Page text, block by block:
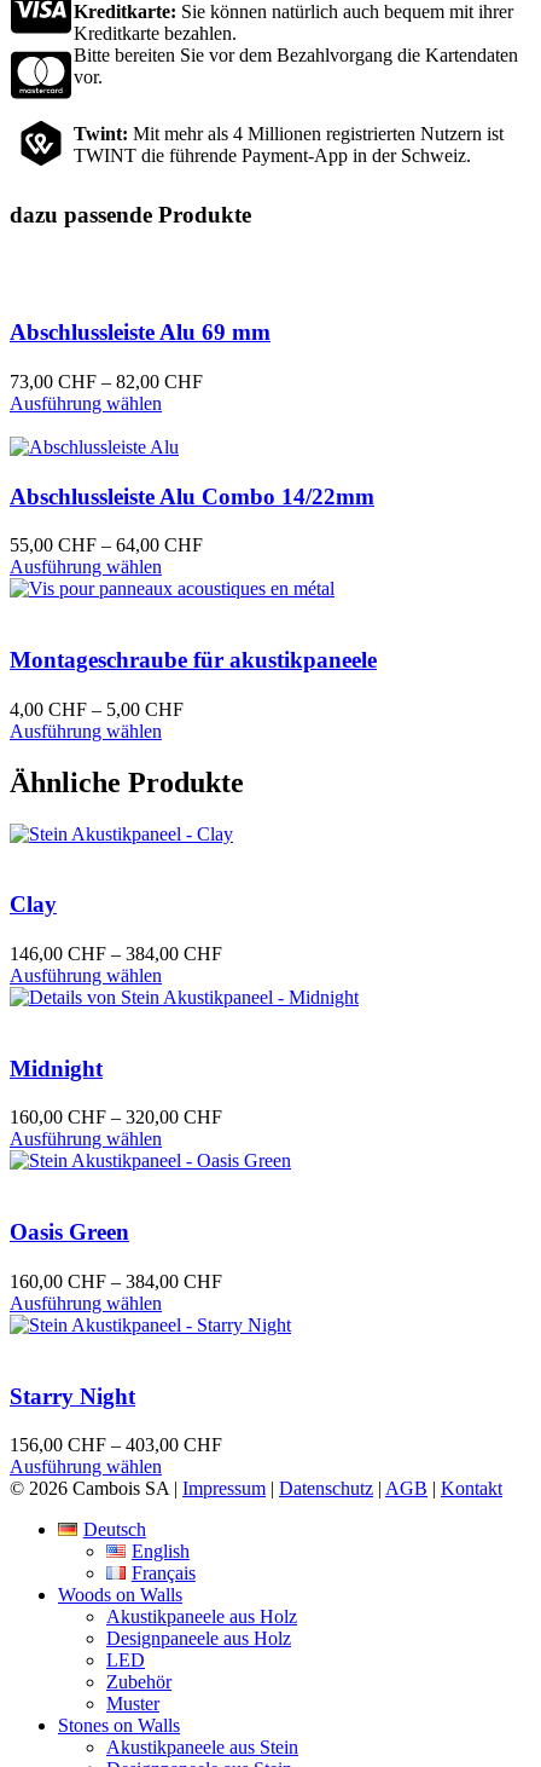
Kreditkarte: Sie können natürlich auch bequem mit ihrer
Kreditkarte bezahlen.
Bitte bereiten Sie vor dem Bezahlvorgang die Kartendaten
vor.
Twint: Mit mehr als 4 Millionen registrierten Nutzern ist
TWINT die führende Payment-App in der Schweiz.
dazu passende Produkte
Abschlussleiste Alu 69 mm
73,00 CHF – 82,00 CHFPreisspanne:
Ausführung wählen
weist
Varianten
auf.
Optionen
können
auf
gewählt
Abschlussleiste Alu Combo 14/22mm
55,00 CHF – 64,00 CHFPreisspanne:
bis
Ausführung wählen
Produkt
Varianten
auf.
Optionen
können
der
gewählt
werden
Montageschraube für akustikpaneele
4,00 CHF – 5,00 CHFPreisspanne:
5,00 CHF
Ausführung wählen
weist
mehrere
auf.
der
gewählt
werden
Ähnliche Produkte
Clay
146,00 CHF – 384,00 CHFPreisspanne:
bis
Ausführung wählen
Produkt
Optionen
können
auf
Midnight
160,00 CHF – 320,00 CHFPreisspanne:
bis
Ausführung wählen
Produkt
Optionen
können
auf
Oasis Green
160,00 CHF – 384,00 CHFPreisspanne:
bis
Ausführung wählen
Produkt
Optionen
können
auf
Produktseite
gewählt
werden
Starry Night
156,00 CHF – 403,00 CHFPreisspanne:
bis
Ausführung wählen
Produkt
Varianten
auf.
Die
Optionen
können
der
gewählt
werden
© 2026 Cambois SA | Impressum | Datenschutz | AGB | Kontakt
Deutsch
English
Français
Woods on Walls
Akustikpaneele aus Holz
Designpaneele aus Holz
LED
Zubehör
Muster
Stones on Walls
Akustikpaneele aus Stein